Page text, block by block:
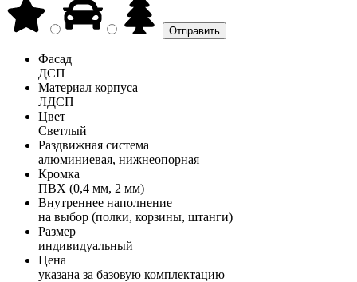
Фасад
ДСП
Материал корпуса
ЛДСП
Цвет
Светлый
Раздвижная система
алюминиевая, нижнеопорная
Кромка
ПВХ (0,4 мм, 2 мм)
Внутреннее наполнение
на выбор (полки, корзины, штанги)
Размер
индивидуальный
Цена
указана за базовую комплектацию